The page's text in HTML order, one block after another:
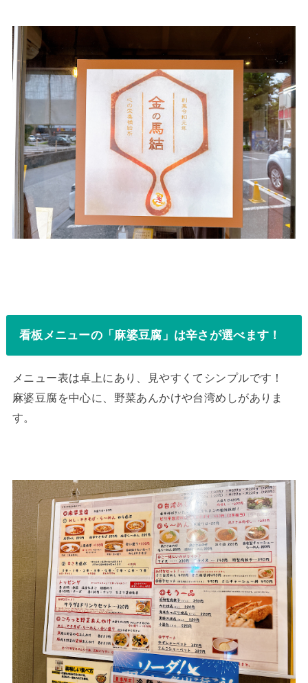
看板メニューの「麻婆豆腐」は辛さが選べます！
メニュー表は卓上にあり、見やすくてシンプルです！
麻婆豆腐を中心に、野菜あんかけや台湾めしがありま
す。